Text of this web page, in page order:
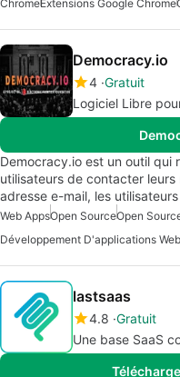
ChromeExtensions Google Chrome
Democracy.io
4 Gratuit
Logiciel Libre
Democracy.io est un outil qui
utilisateurs de contacter
adresse e-mail, les
Web AppsOpen SourceOpen
lastsaas
4.8 Gratuit
Une base SaaS